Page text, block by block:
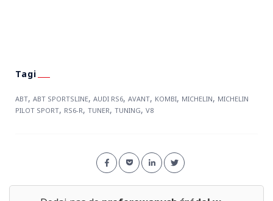
ABT, ABT SPORTSLINE, AUDI RS6, AVANT, KOMBI, MICHELIN, MICHELIN
PILOT SPORT, RS6-R, TUNER, TUNING, V8